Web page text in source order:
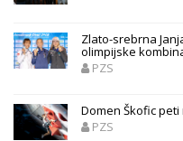
Zlato-srebrna
olimpijske
PZS
Domen Škofic
PZS